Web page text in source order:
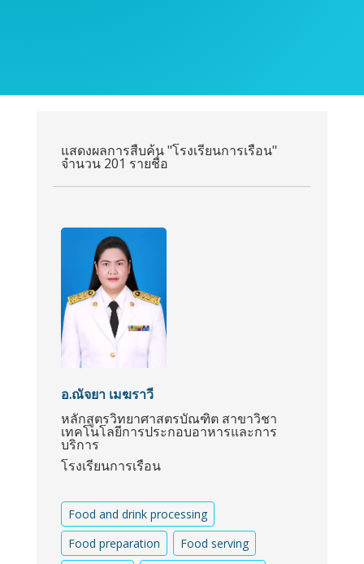
แสดงผลการสืบค้น "โรงเรียนการเรือน"
จำนวน 201 รายชื่อ
อ.ณัจยา เมฆราวี
หลักสูตรวิทยาศาสตรบัณฑิต สาขาวิชา
เทคโนโลยีการประกอบอาหารและการ
บริการ
โรงเรียนการเรือน
Food and drink processing
Food preparation
Food serving